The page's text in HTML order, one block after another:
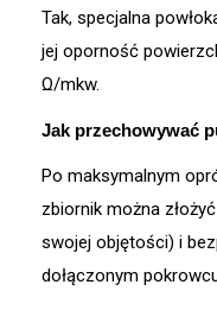
Tak, specjalna
jej oporność
Ω/mkw.
Jak przechowywać
Po maksymalnym
zbiornik można
swojej objętości) i
dołączonym